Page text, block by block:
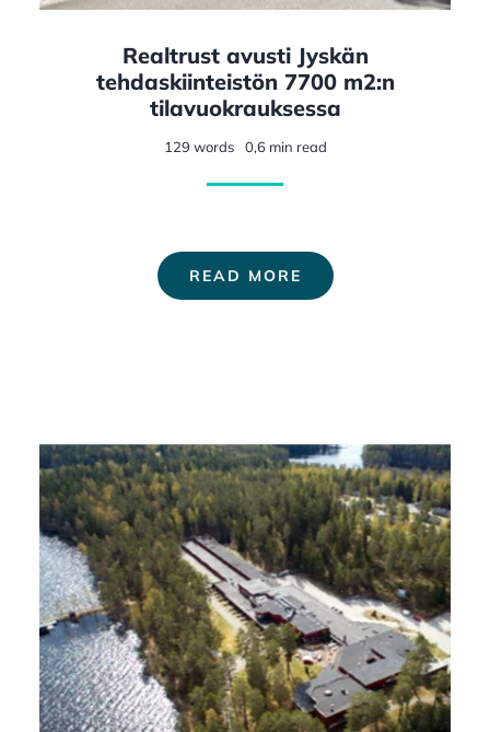
Realtrust avusti Jyskän
tehdaskiinteistön 7700 m2:n
tilavuokrauksessa
129 words 0,6 min read
READ MORE